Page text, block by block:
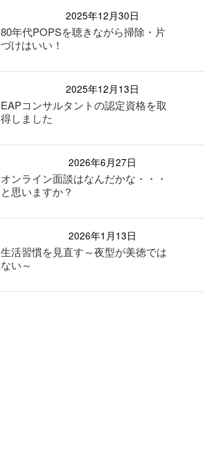
2025年12月30日
80年代POPSを聴きながら掃除・片
づけはいい！
2025年12月13日
EAPコンサルタントの認定資格を取
得しました
2026年6月27日
オンライン面談はなんだかな・・・
と思いますか？
2026年1月13日
生活習慣を見直す～夜型が美徳では
ない～